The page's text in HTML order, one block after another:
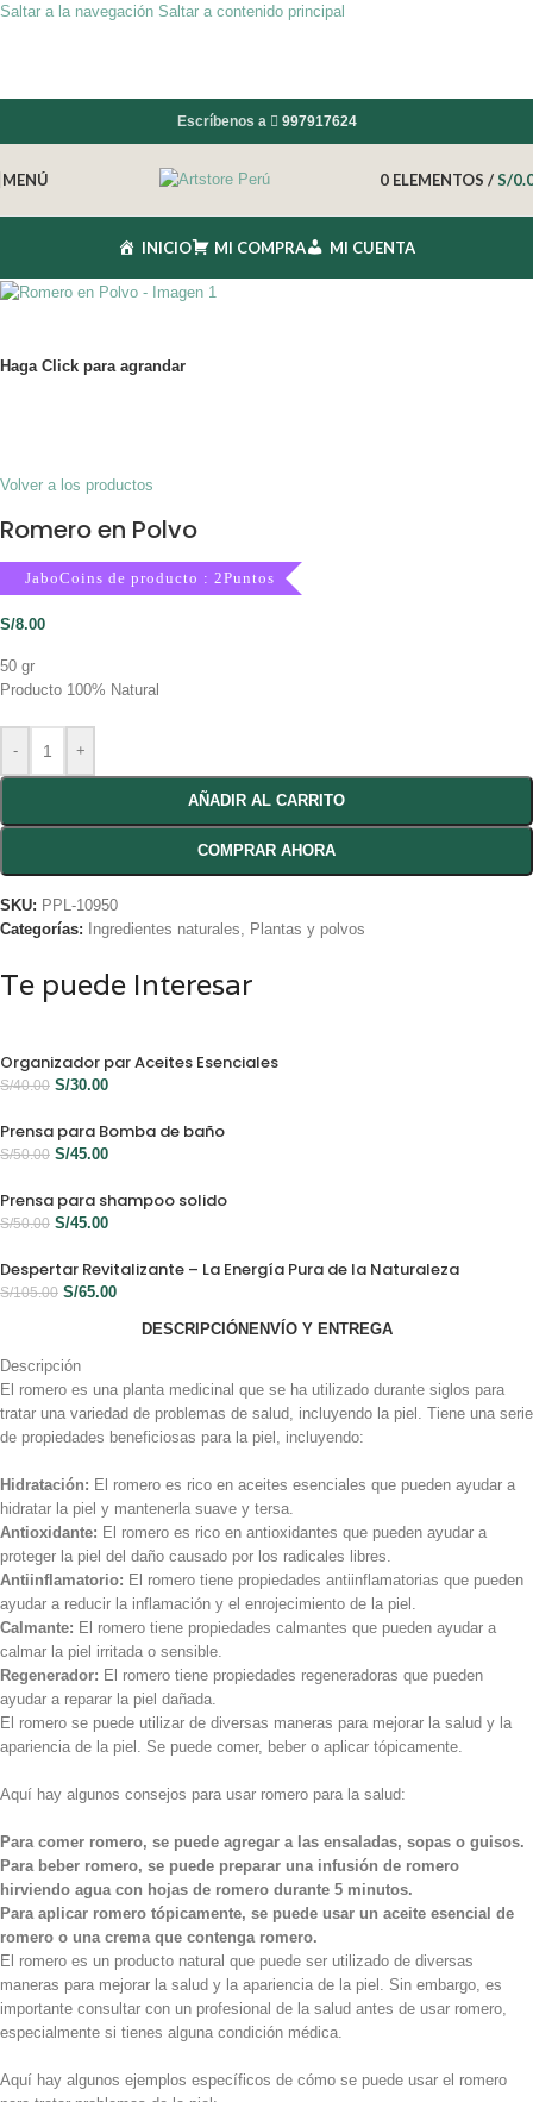
Saltar a la navegación Saltar a contenido principal
Escríbenos a 997917624
MENÚ 0 ELEMENTOS /S/
INICIO MI COMPRA MI CUENTA
Haga Click para agrandar
Volver a los productos
Romero en Polvo
JaboCoins de producto : 2Puntos
S/8.00
50 gr
Producto 100% Natural
- +
AÑADIR AL CARRITO
COMPRAR AHORA
SKU: PPL-10950
Categorías:
Ingredientes naturales, Plantas y polvos
Te puede Interesar
Organizador par Aceites Esenciales
S/40.00 S/30.00
Prensa para Bomba de baño
S/50.00 S/45.00
Prensa para shampoo solido
S/50.00 S/45.00
Despertar Revitalizante – La Energía Pura de la Naturaleza
S/105.00 S/65.00
DESCRIPCIÓN ENVÍO Y ENTREGA
Descripción
El romero es una planta medicinal que se ha utilizado durante siglos para
tratar una variedad de problemas de salud, incluyendo la piel. Tiene una serie
de propiedades beneficiosas para la piel, incluyendo:
Hidratación: El romero es rico en aceites esenciales que pueden ayudar a
hidratar la piel y mantenerla suave y tersa.
Antioxidante: El romero es rico en antioxidantes que pueden ayudar a
proteger la piel del daño causado por los radicales libres.
Antiinflamatorio: El romero tiene propiedades antiinflamatorias que pueden
ayudar a reducir la inflamación y el enrojecimiento de la piel.
Calmante: El romero tiene propiedades calmantes que pueden ayudar a
calmar la piel irritada o sensible.
Regenerador: El romero tiene propiedades regeneradoras que pueden
ayudar a reparar la piel dañada.
El romero se puede utilizar de diversas maneras para mejorar la salud y la
apariencia de la piel. Se puede comer, beber o aplicar tópicamente.
Aquí hay algunos consejos para usar romero para la salud:
Para comer romero, se puede agregar a las ensaladas, sopas o guisos.
Para beber romero, se puede preparar una infusión de romero
hirviendo agua con hojas de romero durante 5 minutos.
Para aplicar romero tópicamente, se puede usar un aceite esencial de
romero o una crema que contenga romero.
El romero es un producto natural que puede ser utilizado de diversas
maneras para mejorar la salud y la apariencia de la piel. Sin embargo, es
importante consultar con un profesional de la salud antes de usar romero,
especialmente si tienes alguna condición médica.
Aquí hay algunos ejemplos específicos de cómo se puede usar el romero